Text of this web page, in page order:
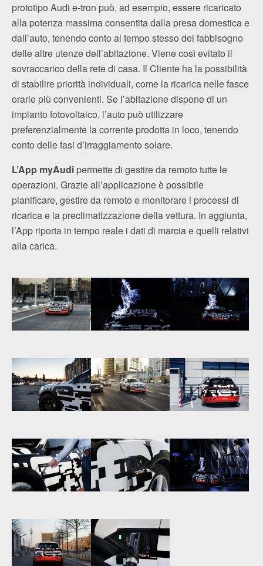
prototipo Audi e-tron può, ad esempio, essere ricaricato
alla potenza massima consentita dalla presa domestica e
dall’auto, tenendo conto al tempo stesso del fabbisogno
delle altre utenze dell’abitazione. Viene così evitato il
sovraccarico della rete di casa. Il Cliente ha la possibilità
di stabilire priorità individuali, come la ricarica nelle fasce
orarie più convenienti. Se l’abitazione dispone di un
impianto fotovoltaico, l’auto può utilizzare
preferenzialmente la corrente prodotta in loco, tenendo
conto delle fasi d’irraggiamento solare.
L’App myAudi permette di gestire da remoto tutte le
operazioni. Grazie all’applicazione è possibile
pianificare, gestire da remoto e monitorare i processi di
ricarica e la preclimatizzazione della vettura. In aggiunta,
l’App riporta in tempo reale i dati di marcia e quelli relativi
alla carica.